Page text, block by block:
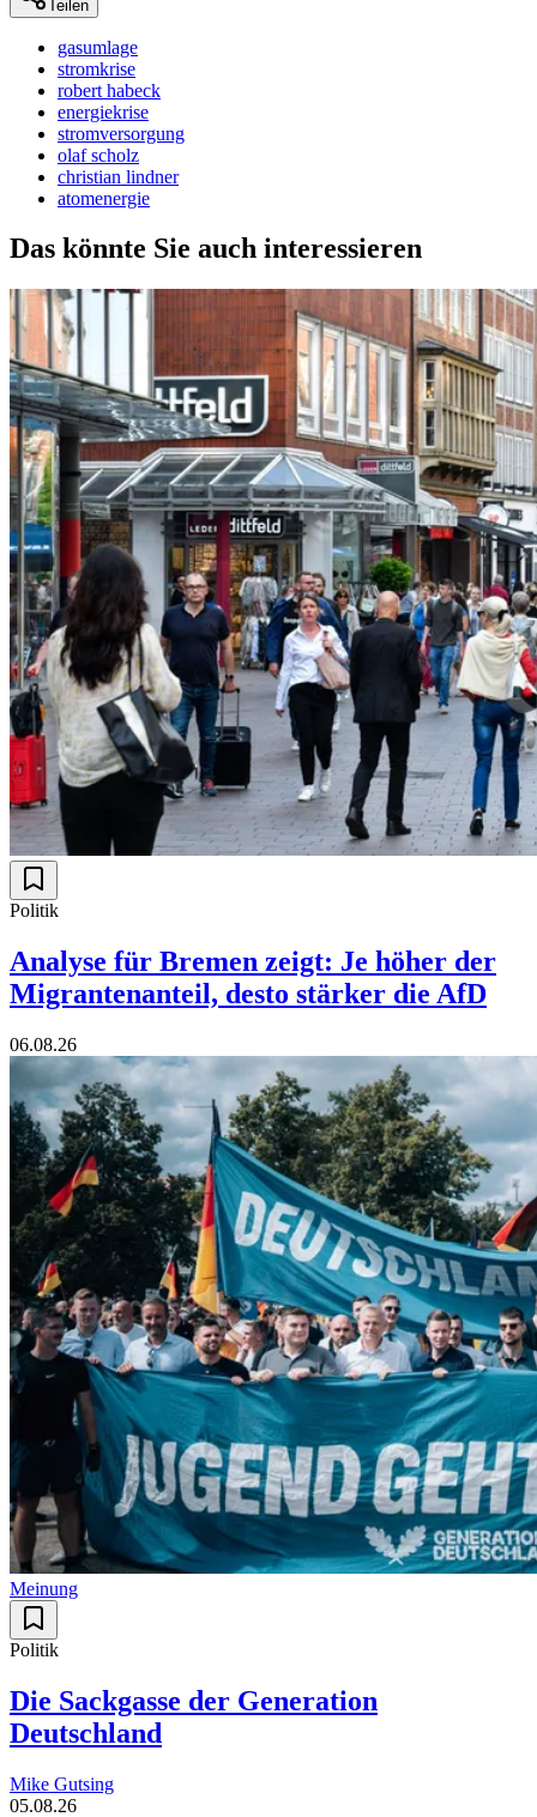
Teilen
gasumlage
stromkrise
robert habeck
energiekrise
stromversorgung
olaf scholz
christian lindner
atomenergie
Das könnte Sie auch interessieren
Politik
Analyse für Bremen zeigt: Je höher der
Migrantenanteil, desto stärker die AfD
06.08.26
Meinung
Politik
Die Sackgasse der Generation
Deutschland
Mike Gutsing
05.08.26